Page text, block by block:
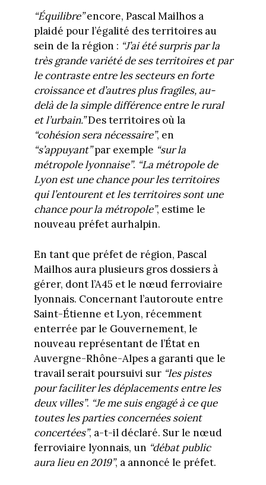
“Équilibre”encore, Pascal Mailhos a
plaidé pour l’égalité des territoires au
sein de la région : “J’ai été surpris par la
très grande variété de ses territoires et par
le contraste entre les secteurs en forte
croissance et d’autres plus fragiles, au-
delà de la simple différence entre le rural
et l’urbain.”Des territoires où la
“cohésion sera nécessaire”, en
“s’appuyant”par exemple “sur la
métropole lyonnaise”. “La métropole de
Lyon est une chance pour les territoires
qui l’entourent et les territoires sont une
chance pour la métropole”, estime le
nouveau préfet aurhalpin.
En tant que préfet de région, Pascal
Mailhos aura plusieurs gros dossiers à
gérer, dont l’A45 et le nœud ferroviaire
lyonnais. Concernant l’autoroute entre
Saint-Étienne et Lyon, récemment
enterrée par le Gouvernement, le
nouveau représentant de l’État en
Auvergne-Rhône-Alpes a garanti que le
travail serait poursuivi sur “les pistes
pour faciliter les déplacements entre les
deux villes”. “Je me suis engagé à ce que
toutes les parties concernées soient
concertées”, a-t-il déclaré. Sur le nœud
ferroviaire lyonnais, un “débat public
aura lieu en 2019”, a annoncé le préfet.